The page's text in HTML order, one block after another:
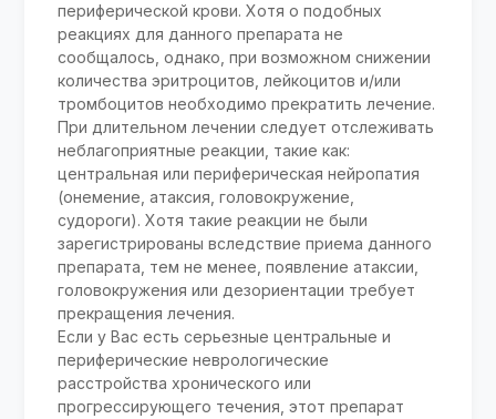
периферической крови. Хотя о подобных
реакциях для данного препарата не
сообщалось, однако, при возможном снижении
количества эритроцитов, лейкоцитов и/или
тромбоцитов необходимо прекратить лечение.
При длительном лечении следует отслеживать
неблагоприятные реакции, такие как:
центральная или периферическая нейропатия
(онемение, атаксия, головокружение,
судороги). Хотя такие реакции не были
зарегистрированы вследствие приема данного
препарата, тем не менее, появление атаксии,
головокружения или дезориентации требует
прекращения лечения.
Если у Вас есть серьезные центральные и
периферические неврологические
расстройства хронического или
прогрессирующего течения, этот препарат